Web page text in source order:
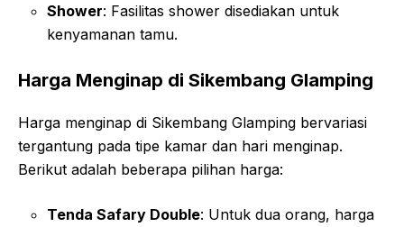
Shower: Fasilitas shower disediakan untuk
kenyamanan tamu.
Harga Menginap di Sikembang Glamping
Harga menginap di Sikembang Glamping bervariasi
tergantung pada tipe kamar dan hari menginap.
Berikut adalah beberapa pilihan harga:
Tenda Safary Double: Untuk dua orang, harga